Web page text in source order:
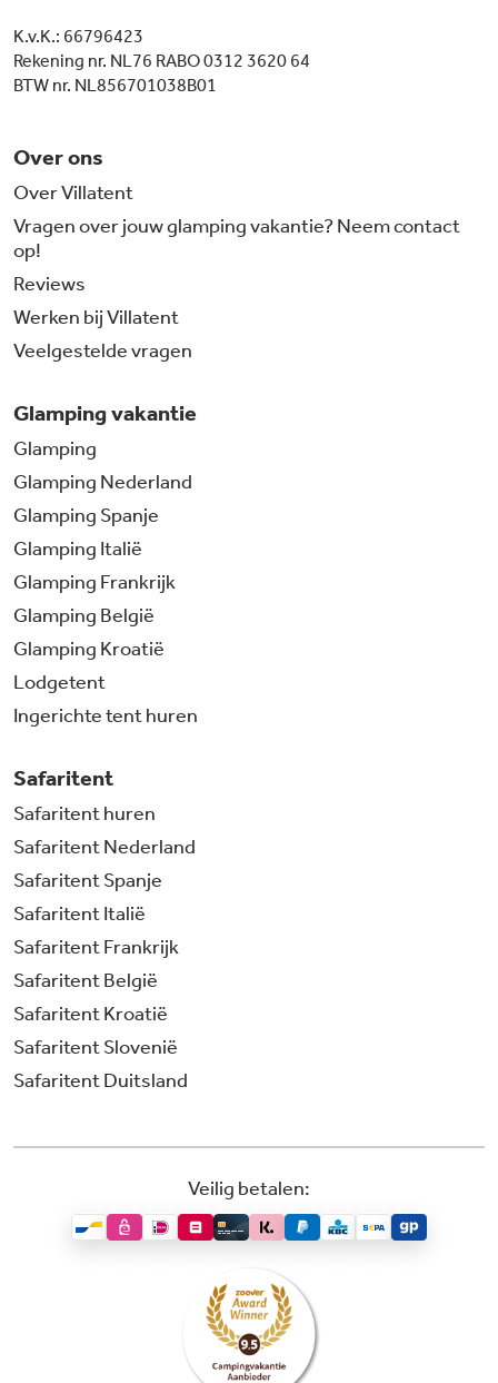
K.v.K.: 66796423
Rekening nr. NL76 RABO 0312 3620 64
BTW nr. NL856701038B01
Over ons
Over Villatent
Vragen over jouw glamping vakantie? Neem contact
op!
Reviews
Werken bij Villatent
Veelgestelde vragen
Glamping vakantie
Glamping
Glamping Nederland
Glamping Spanje
Glamping Italië
Glamping Frankrijk
Glamping België
Glamping Kroatië
Lodgetent
Ingerichte tent huren
Safaritent
Safaritent huren
Safaritent Nederland
Safaritent Spanje
Safaritent Italië
Safaritent Frankrijk
Safaritent België
Safaritent Kroatië
Safaritent Slovenië
Safaritent Duitsland
Veilig betalen: